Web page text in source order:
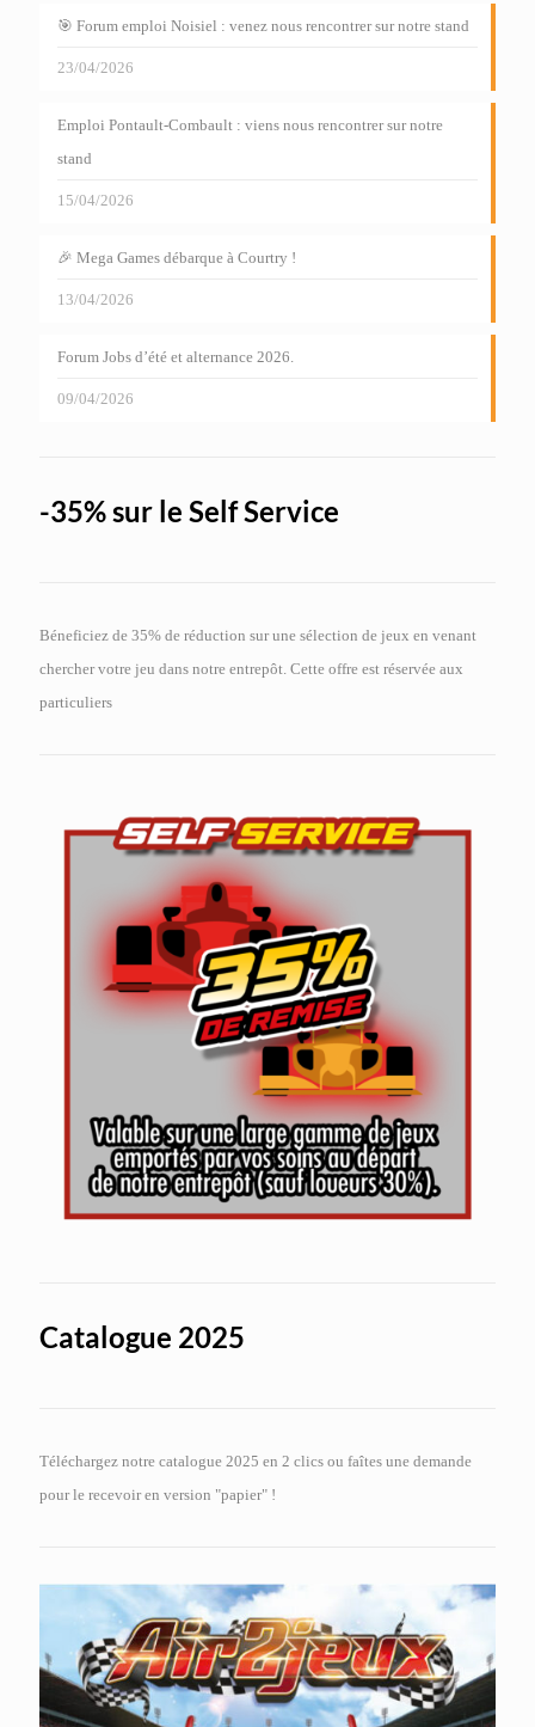
🎯 Forum emploi Noisiel : venez nous rencontrer sur notre stand
23/04/2026
Emploi Pontault-Combault : viens nous rencontrer sur notre
stand
15/04/2026
🎉 Mega Games débarque à Courtry !
13/04/2026
Forum Jobs d’été et alternance 2026.
09/04/2026
-35% sur le Self Service
Béneficiez de 35% de réduction sur une sélection de jeux en venant
chercher votre jeu dans notre entrepôt. Cette offre est réservée aux
particuliers
Catalogue 2025
Téléchargez notre catalogue 2025 en 2 clics ou faîtes une demande
pour le recevoir en version "papier" !